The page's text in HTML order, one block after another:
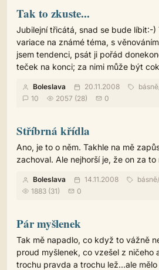
Tak to zkuste...
Jubilejní třicátá, snad se bude líbit:-)
variace na známé téma, s
jsem tendenci, psát ji pořád
teček na konci; za nimi může být
Boleslava 20.11.2008 básně
10
2057 (28) 0
Stříbrná křídla
Ano, je to o něm. Takhle na mě
zachoval. Ale nejhorší je, že on za to
Boleslava 14.11.2008 básně/
1883 (31)
0
Pár myšlenek
Tak mě napadlo, co když to vážně
proud myšlenek, co vzešel z ničeho
trochu pravda a trochu lež...ale